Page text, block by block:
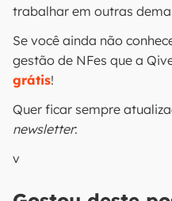
trabalhar em outras
Se você ainda não
gestão de NFes que a
grátis!
Quer ficar sempre
newsletter:
v